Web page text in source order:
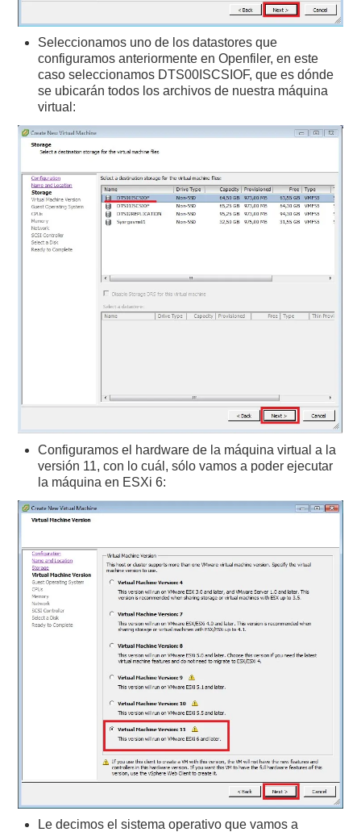
Seleccionamos uno de los datastores que
configuramos anteriormente en Openfiler, en este
caso seleccionamos DTS00ISCSIOF, que es dónde
se ubicarán todos los archivos de nuestra máquina
virtual:
Configuramos el hardware de la máquina virtual a la
versión 11, con lo cuál, sólo vamos a poder ejecutar
la máquina en ESXi 6:
Le decimos el sistema operativo que vamos a